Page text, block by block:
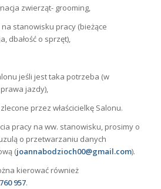
zwierząt- grooming,
stanowisku pracy (bieżące
dbałość o sprzęt),
jeśli jest taka potrzeba (w
jazdy),
przez właścicielkę Salonu.
pracy na ww. stanowisku, prosimy o
o przetwarzaniu danych
(joannabodzioch00@gmail.com).
kierować również
957.